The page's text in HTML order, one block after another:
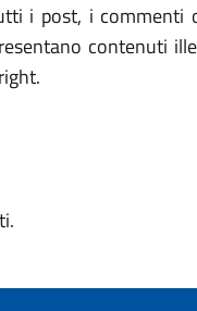
i post, i commenti
contenuti